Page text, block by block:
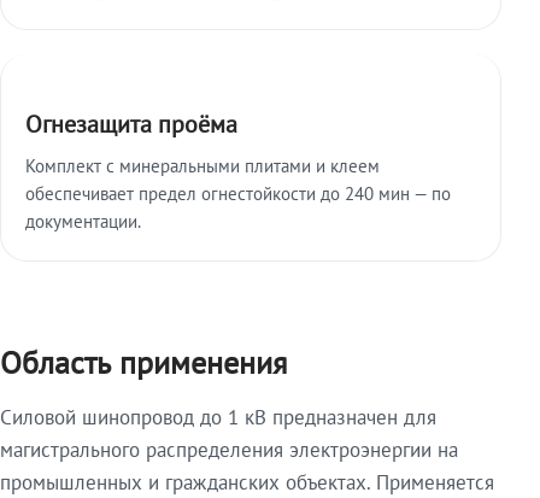
Огнезащита проёма
Комплект с минеральными плитами и клеем
обеспечивает предел огнестойкости до 240 мин — по
документации.
Область применения
Силовой шинопровод до 1 кВ предназначен для
магистрального распределения электроэнергии на
промышленных и гражданских объектах. Применяется